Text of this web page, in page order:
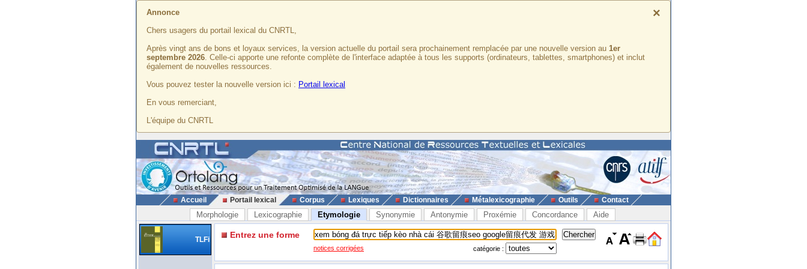
×
Annonce
Chers usagers du portail lexical du CNRTL,
Après vingt ans de bons et loyaux services, la version actuelle du portail sera prochainement remplacée par une nouvelle version au 1er
septembre 2026. Celle-ci apporte une refonte complète de l'interface adaptée à tous les supports (ordinateurs, tablettes, smartphones) et inclut
également de nouvelles ressources.
Vous pouvez tester la nouvelle version ici : Portail lexical
En vous remerciant,
L'équipe du CNRTL
Accueil Portail lexical Corpus Lexiques Dictionnaires Métalexicographie Outils Contact
Morphologie Lexicographie Etymologie Synonymie Antonymie Proxémie Concordance Aide
TLFi Entrez une forme
notices corrigées catégorie :